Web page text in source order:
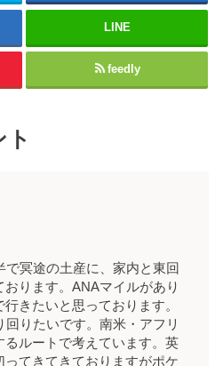
LINE
feedly
で冥途の土産に、家内と東回
おります。ANAマイルがあり
きたいと思っております。
りたいです。南米・アフリ
るルートで考えています。英
てきてきておりますがポケ